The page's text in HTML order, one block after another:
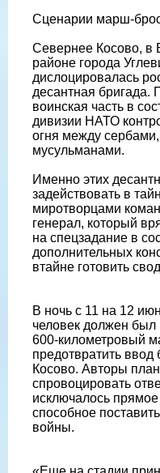
Сценарии марш-
Севернее Косово, в
районе города
дислоцировалась
десантная бригада.
воинская часть в
дивизии НАТО
огня между
мусульманами.
Именно этих
задействовать в
миротворцами
генерал, который
на спецзадание в
дополнительных
втайне готовить
В ночь с 11 на 12
человек должен
600-километровый
предотвратить ввод
Косово. Авторы
спровоцировать
исключалось
способное
войны.